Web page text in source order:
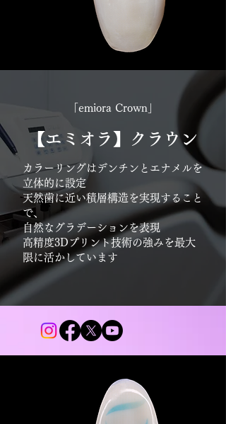
【エミオラ】クラウン
カラーリングはデンチンとエナメルを
立体的に設定
天然歯に近い積層構造を実現すること
で、
自然なグラデーションを表現
高精度3Dプリント技術の強みを最大
限に活かしています
「emiora Crown」